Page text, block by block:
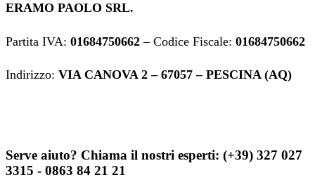
ERAMO PAOLO SRL.
Partita IVA: 01684750662 – Codice Fiscale: 01684750662
Indirizzo: VIA CANOVA 2 – 67057 – PESCINA (AQ)
Serve aiuto? Chiama il nostri esperti: (+39) 327 027
3315 - 0863 84 21 21